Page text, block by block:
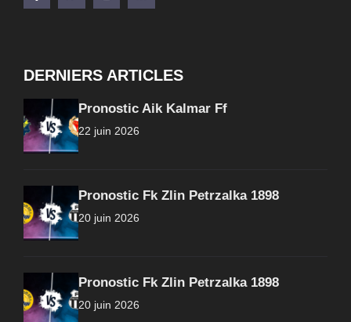
DERNIERS ARTICLES
Pronostic Aik Kalmar Ff
22 juin 2026
Pronostic Fk Zlin Petrzalka 1898
20 juin 2026
Pronostic Fk Zlin Petrzalka 1898
20 juin 2026